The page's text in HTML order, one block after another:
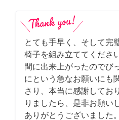
とても手早く、そして完
椅子を組み立ててくださ
間に出来上がったのでび
にという急なお願いにも
さり、本当に感謝してお
りましたら、是非お願い
ありがとうございました。